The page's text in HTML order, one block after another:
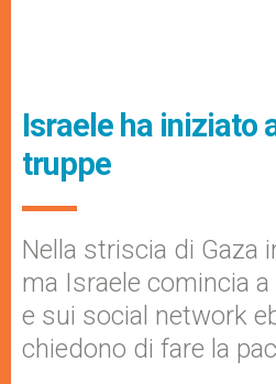
Israele ha iniziato
truppe
Nella striscia di Gaza
ma Israele comincia
e sui social network
chiedono di fare la